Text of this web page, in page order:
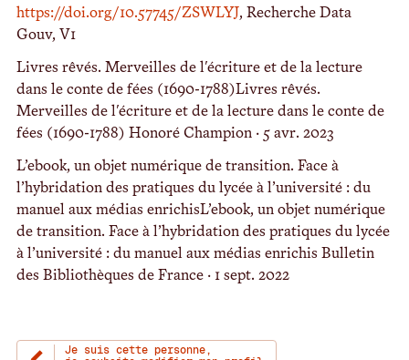
https://doi.org/10.57745/ZSWLYJ, Recherche Data
Gouv, V1
Livres rêvés. Merveilles de l'écriture et de la lecture
dans le conte de fées (1690-1788)Livres rêvés.
Merveilles de l'écriture et de la lecture dans le conte de
fées (1690-1788) Honoré Champion · 5 avr. 2023
L’ebook, un objet numérique de transition. Face à
l’hybridation des pratiques du lycée à l’université : du
manuel aux médias enrichisL’ebook, un objet numérique
de transition. Face à l’hybridation des pratiques du lycée
à l’université : du manuel aux médias enrichis Bulletin
des Bibliothèques de France · 1 sept. 2022
Je suis cette personne,